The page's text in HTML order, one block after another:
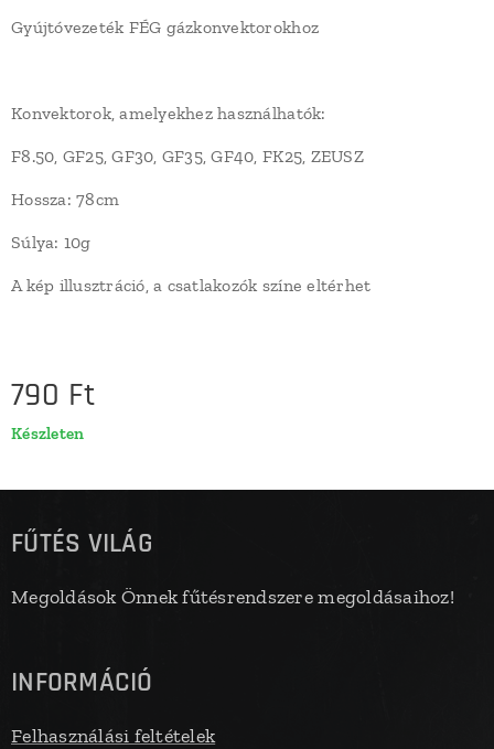
Gyújtóvezeték FÉG gázkonvektorokhoz
Konvektorok, amelyekhez használhatók:
F8.50, GF25, GF30, GF35, GF40, FK25, ZEUSZ
Hossza: 78cm
Súlya: 10g
A kép illusztráció, a csatlakozók színe eltérhet
790 Ft
Készleten
FŰTÉS VILÁG
Megoldások Önnek fűtésrendszere megoldásaihoz!
INFORMÁCIÓ
Felhasználási feltételek